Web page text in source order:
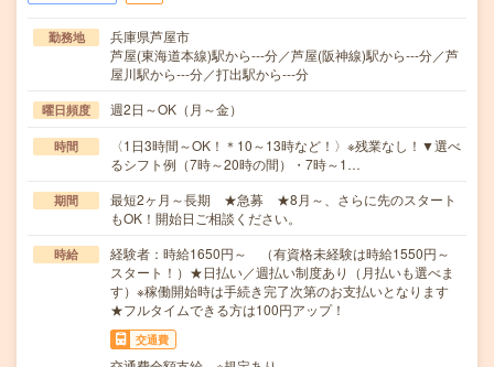
勤務地
兵庫県芦屋市
芦屋(東海道本線)駅から---分／芦屋(阪神線)駅から---分／芦
屋川駅から---分／打出駅から---分
曜日頻度 週2日～OK（月～金）
時間
〈1日3時間～OK！＊10～13時など！〉※残業なし！▼選べ
るシフト例（7時～20時の間）・7時～1…
期間
最短2ヶ月～長期 ★急募 ★8月～、さらに先のスタート
もOK！開始日ご相談ください。
時給
経験者：時給1650円～ （有資格未経験は時給1550円～
スタート！）★日払い／週払い制度あり（月払いも選べま
す）※稼働開始時は手続き完了次第のお支払いとなります
★フルタイムできる方は100円アップ！
交通費